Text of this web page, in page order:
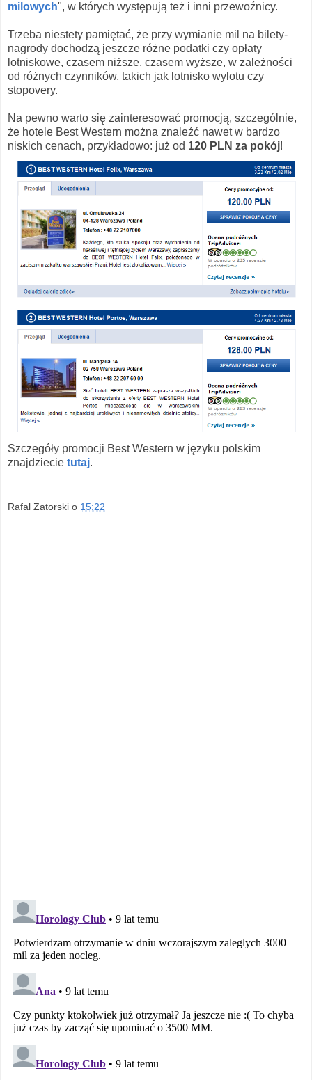
milowych", w których występują też i inni przewoźnicy.
Trzeba niestety pamiętać, że przy wymianie mil na bilety-
nagrody dochodzą jeszcze różne podatki czy opłaty
lotniskowe, czasem niższe, czasem wyższe, w zależności
od różnych czynników, takich jak lotnisko wylotu czy
stopovery.
Na pewno warto się zainteresować promocją, szczególnie,
że hotele Best Western można znaleźć nawet w bardzo
niskich cenach, przykładowo: już od 120 PLN za pokój!
Szczegóły promocji Best Western w języku polskim
znajdziecie tutaj.
Rafal Zatorski o 15:22